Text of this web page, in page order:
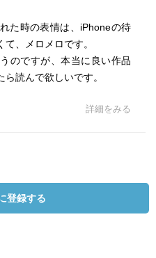
た時の表情は、iPhoneの待
、メロメロです。
のですが、本当に良い作品
読んで欲しいです。
詳細をみる
登録する